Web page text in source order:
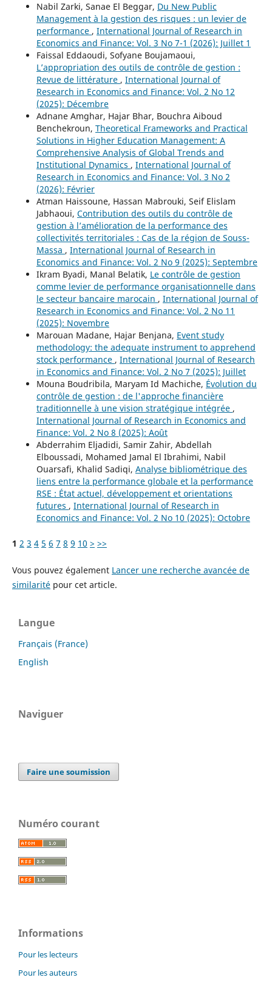
Nabil Zarki, Sanae El Beggar, Du New Public
Management à la gestion des risques : un levier de
performance , International Journal of Research in
Economics and Finance: Vol. 3 No 7-1 (2026): Juillet 1
Faissal Eddaoudi, Sofyane Boujamaoui,
L’appropriation des outils de contrôle de gestion :
Revue de littérature , International Journal of
Research in Economics and Finance: Vol. 2 No 12
(2025): Décembre
Adnane Amghar, Hajar Bhar, Bouchra Aiboud
Benchekroun, Theoretical Frameworks and Practical
Solutions in Higher Education Management: A
Comprehensive Analysis of Global Trends and
Institutional Dynamics , International Journal of
Research in Economics and Finance: Vol. 3 No 2
(2026): Février
Atman Haissoune, Hassan Mabrouki, Seif Elislam
Jabhaoui, Contribution des outils du contrôle de
gestion à l’amélioration de la performance des
collectivités territoriales : Cas de la région de Souss-
Massa , International Journal of Research in
Economics and Finance: Vol. 2 No 9 (2025): Septembre
Ikram Byadi, Manal Belatik, Le contrôle de gestion
comme levier de performance organisationnelle dans
le secteur bancaire marocain , International Journal of
Research in Economics and Finance: Vol. 2 No 11
(2025): Novembre
Marouan Madane, Hajar Benjana, Event study
methodology: the adequate instrument to apprehend
stock performance , International Journal of Research
in Economics and Finance: Vol. 2 No 7 (2025): Juillet
Mouna Boudribila, Maryam Id Machiche, Évolution du
contrôle de gestion : de l'approche financière
traditionnelle à une vision stratégique intégrée ,
International Journal of Research in Economics and
Finance: Vol. 2 No 8 (2025): Août
Abderrahim Eljadidi, Samir Zahir, Abdellah
Elboussadi, Mohamed Jamal El Ibrahimi, Nabil
Ouarsafi, Khalid Sadiqi, Analyse bibliométrique des
liens entre la performance globale et la performance
RSE : État actuel, développement et orientations
futures , International Journal of Research in
Economics and Finance: Vol. 2 No 10 (2025): Octobre
1 2 3 4 5 6 7 8 9 10 > >>
Vous pouvez également Lancer une recherche avancée de
similaritépour cet article.
Langue
Français (France)
English
Naviguer
Faire une soumission
Numéro courant
Informations
Pour les lecteurs
Pour les auteurs